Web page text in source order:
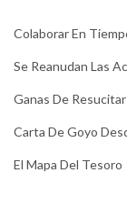
Colaborar En
Se Reanudan Las
Ganas De
Carta De Goyo
El Mapa Del Tesoro